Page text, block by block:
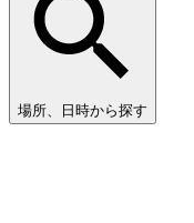
場所、日時から探す